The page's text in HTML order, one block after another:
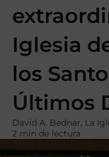
Iglesia
los
Últimos
David A. Bednar, La
2 min de lectura